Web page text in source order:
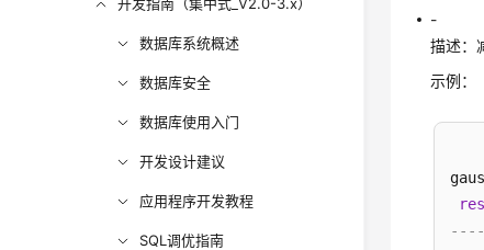
数据库系统概述
数据库安全
数据库使用入门
开发设计建议
应用程序开发教程
SQL调优指南
-
描述：
示例：